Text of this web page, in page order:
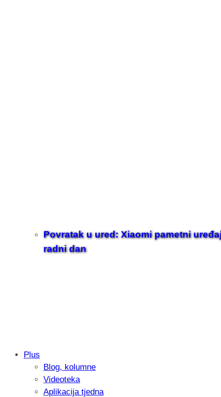
Povratak u ured: Xiaomi pametni
radni dan
Samsung otkrio kako je nastajala
donijelo tanje i izdržljivije preklopne
Plus
Blog, kolumne
Videoteka
Aplikacija tjedna